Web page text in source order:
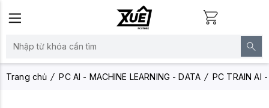
Trang chủ PC AI - MACHINE LEARNING - DATA PC TRAIN AI